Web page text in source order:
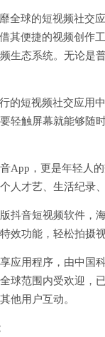
全球的短视频社交
其便捷的视频创作
生态系统。无论是
的短视频社交应用
轻触屏幕就能够随
App，更是年轻人
人才艺、生活纪录
抖音短视频软件，
效功能，轻松拍摄视
应用程序，由中国
球范围内受欢迎，
他用户互动。